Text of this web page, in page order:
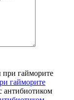
гайморите